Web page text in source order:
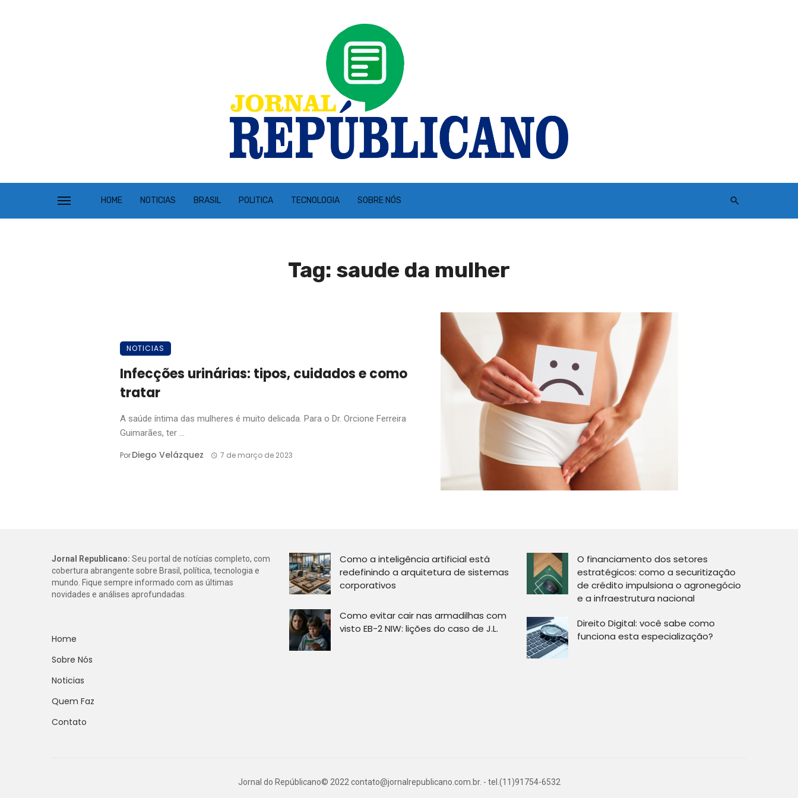
HOME NOTICIAS BRASIL POLITICA TECNOLOGIA SOBRE NÓS
Tag: saude da mulher
NOTICIAS
Infecções urinárias: tipos, cuidados e como
tratar
A saúde íntima das mulheres é muito delicada. Para o Dr. Orcione Ferreira
Guimarães, ter ...
PorDiego Velázquez 7 de março de 2023
Jornal Republicano: Seu portal de notícias completo, com
cobertura abrangente sobre Brasil, política, tecnologia e
mundo. Fique sempre informado com as últimas
novidades e análises aprofundadas.
Home
Sobre Nós
Noticias
Quem Faz
Contato
Como a inteligência artificial está
redefinindo a arquitetura de sistemas
corporativos
Como evitar cair nas armadilhas com
visto EB-2 NIW: lições do caso de J.L.
O financiamento dos setores
estratégicos: como a securitização
de crédito impulsiona o agronegócio
e a infraestrutura nacional
Direito Digital: você sabe como
funciona esta especialização?
Jornal do Repúblicano© 2022 contato@jornalrepublicano.com.br. - tel.(11)91754-6532